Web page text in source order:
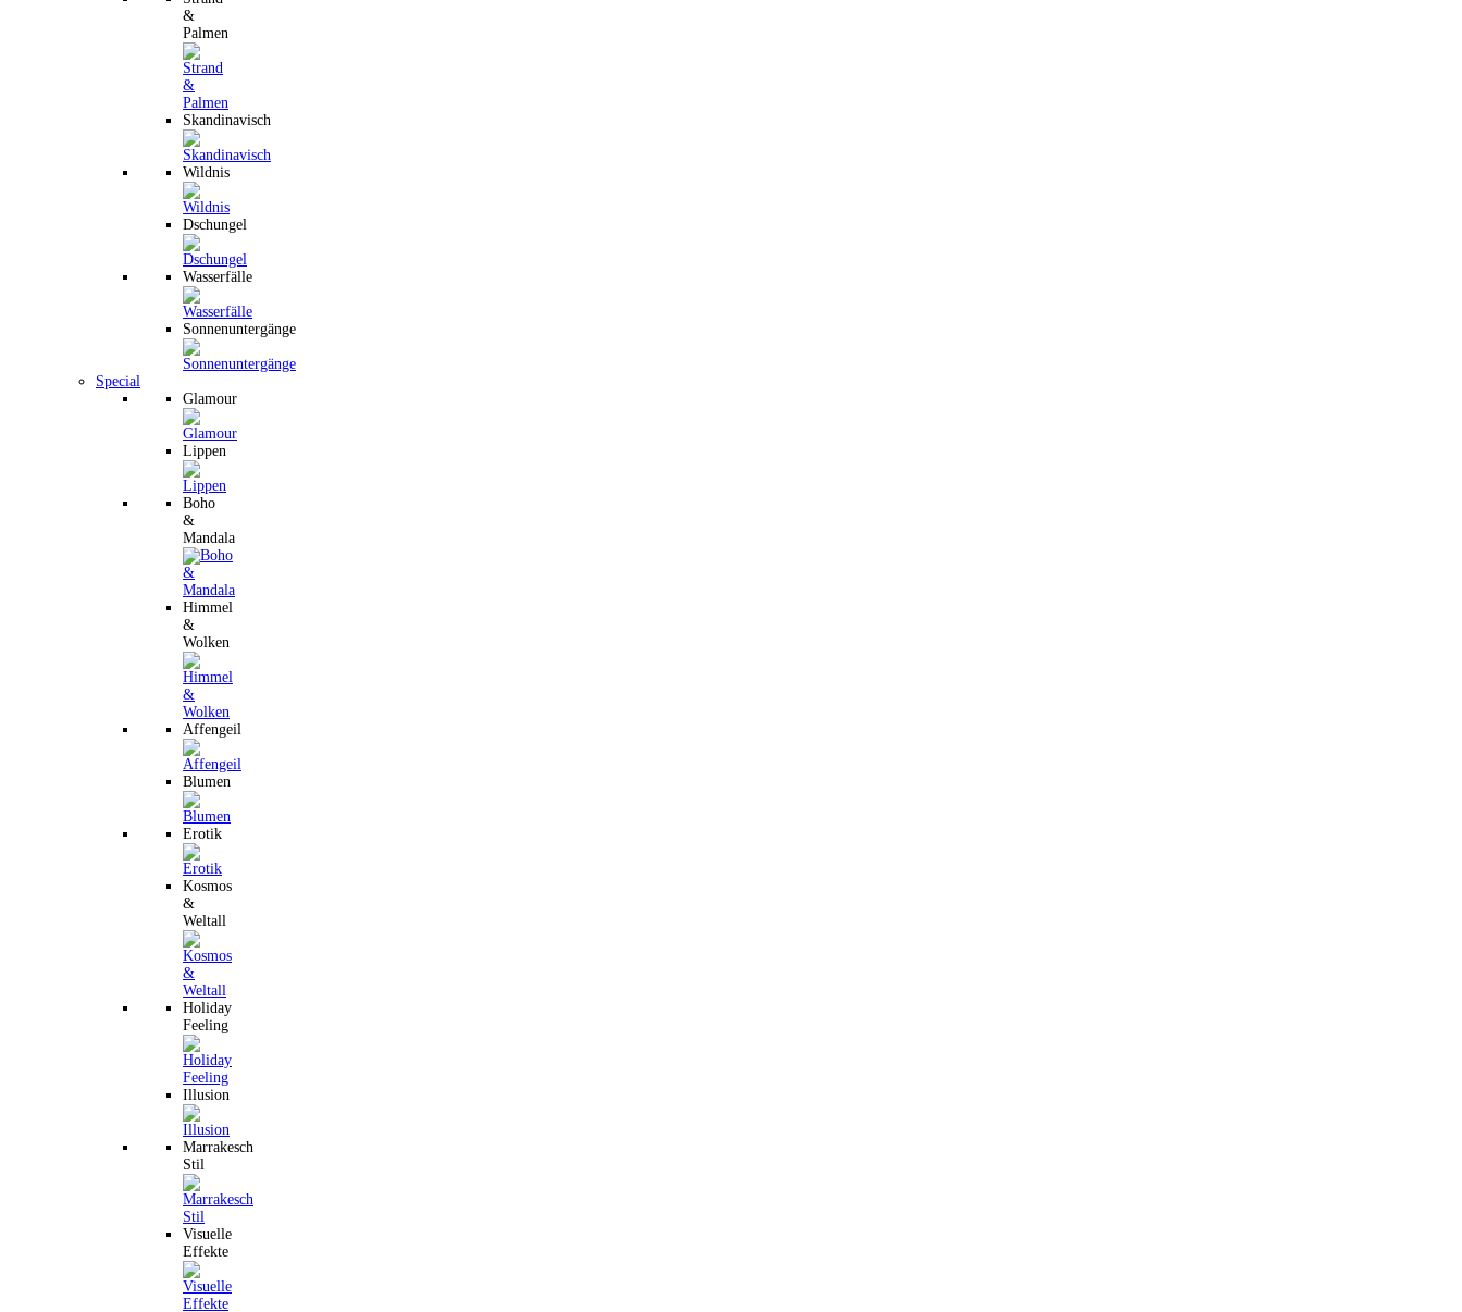
&
Palmen
Skandinavisch
Wildnis
Dschungel
Wasserfälle
Sonnenuntergänge
Special
Glamour
Lippen
Boho
&
Mandala
Himmel
&
Wolken
Affengeil
Blumen
Erotik
Kosmos
&
Weltall
Holiday
Feeling
Illusion
Marrakesch
Stil
Visuelle
Effekte